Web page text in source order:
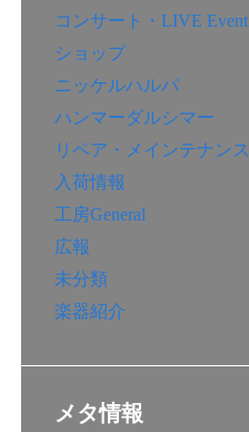
コンサート・LIVE Event
ショップ
ニッケルハルパ
ハンマーダルシマー
リペア・メインテナンス
入荷情報
工房General
広報
未分類
楽器紹介
メタ情報